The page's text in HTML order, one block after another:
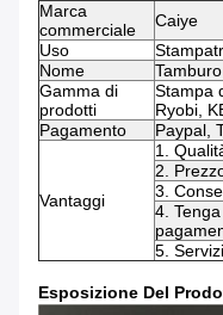
Marca
commerciale
Caiye
Uso
Nome
Gamma di
prodotti
Stampa
Ryobi,
Pagamento
Paypal,
Vantaggi
1.
2.
3.
4.
5.
Esposizione Del